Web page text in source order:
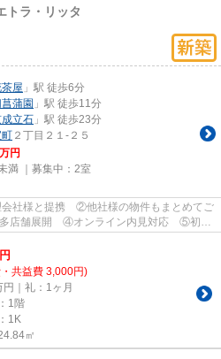
トラ・リッタ
屋 」駅 徒歩6分
蒲園 」駅 徒歩11分
立石 」駅 徒歩23分
２丁目２１-２５
万円
満 ｜募集中： 2室
会社様と提携 ②他社様の物件もまとめてご
店舗展開 ④オンライン内見対応 ⑤初期
円
共益費 3,000円)
円｜礼：1ヶ月
1階
1K
㎡